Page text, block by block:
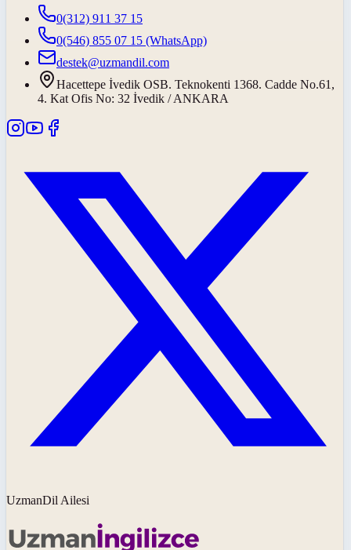
0(312) 911 37 15
0(546) 855 07 15 (WhatsApp)
destek@uzmandil.com
Hacettepe İvedik OSB. Teknokenti 1368. Cadde No.61,
4. Kat Ofis No: 32 İvedik / ANKARA
UzmanDil Ailesi